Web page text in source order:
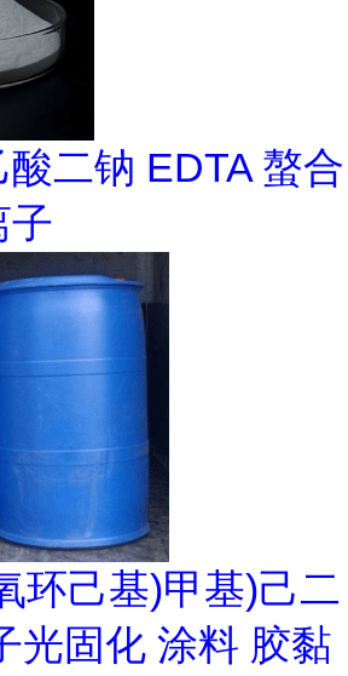
二钠 EDTA 螯合
子
环己基)甲基)己二
光固化 涂料 胶黏